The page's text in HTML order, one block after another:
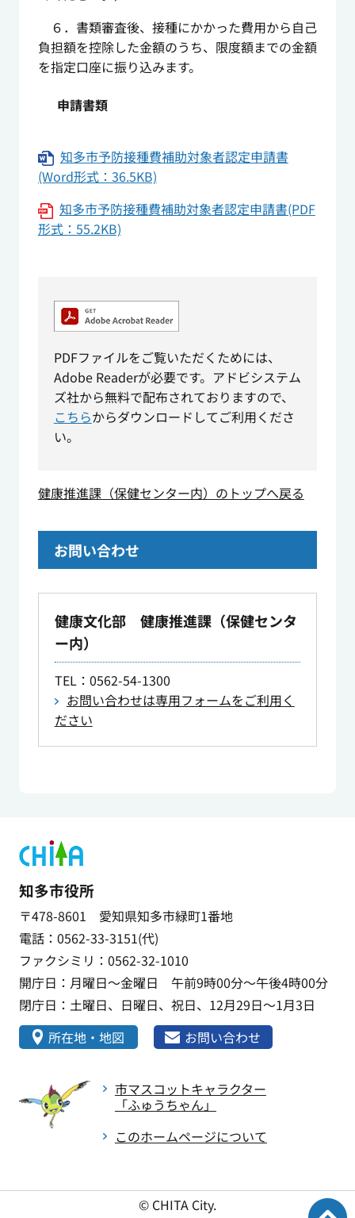
６．書類審査後、接種にかかった費用から自己
負担額を控除した金額のうち、限度額までの金額
を指定口座に振り込みます。
申請書類
知多市予防接種費補助対象者認定申請書
(Word形式：36.5KB)
知多市予防接種費補助対象者認定申請書(PDF
形式：55.2KB)
PDFファイルをご覧いただくためには、
Adobe Readerが必要です。アドビシステム
ズ社から無料で配布されておりますので、
こちらからダウンロードしてご利用くださ
い。
健康推進課（保健センター内）のトップへ戻る
お問い合わせ
健康文化部 健康推進課（保健センタ
ー内）
TEL：0562-54-1300
お問い合わせは専用フォームをご利用く
ださい
知多市役所
〒478-8601 愛知県知多市緑町1番地
電話：0562-33-3151(代)
ファクシミリ：0562-32-1010
開庁日：月曜日～金曜日 午前9時00分～午後4時00分
閉庁日：土曜日、日曜日、祝日、12月29日～1月3日
所在地・地図
お問い合わせ
市マスコットキャラクター
「ふゅうちゃん」
このホームページについて
© CHITA City.